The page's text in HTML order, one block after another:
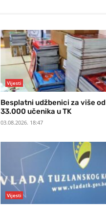
Vijesti
Besplatni udžbenici za više od
33.000 učenika u TK
03.08.2026. 18:47
Vijesti